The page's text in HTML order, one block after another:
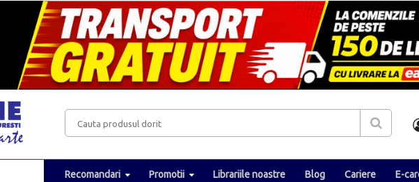
Recomandari Promotii Librariile noastre Blog Cariere E-